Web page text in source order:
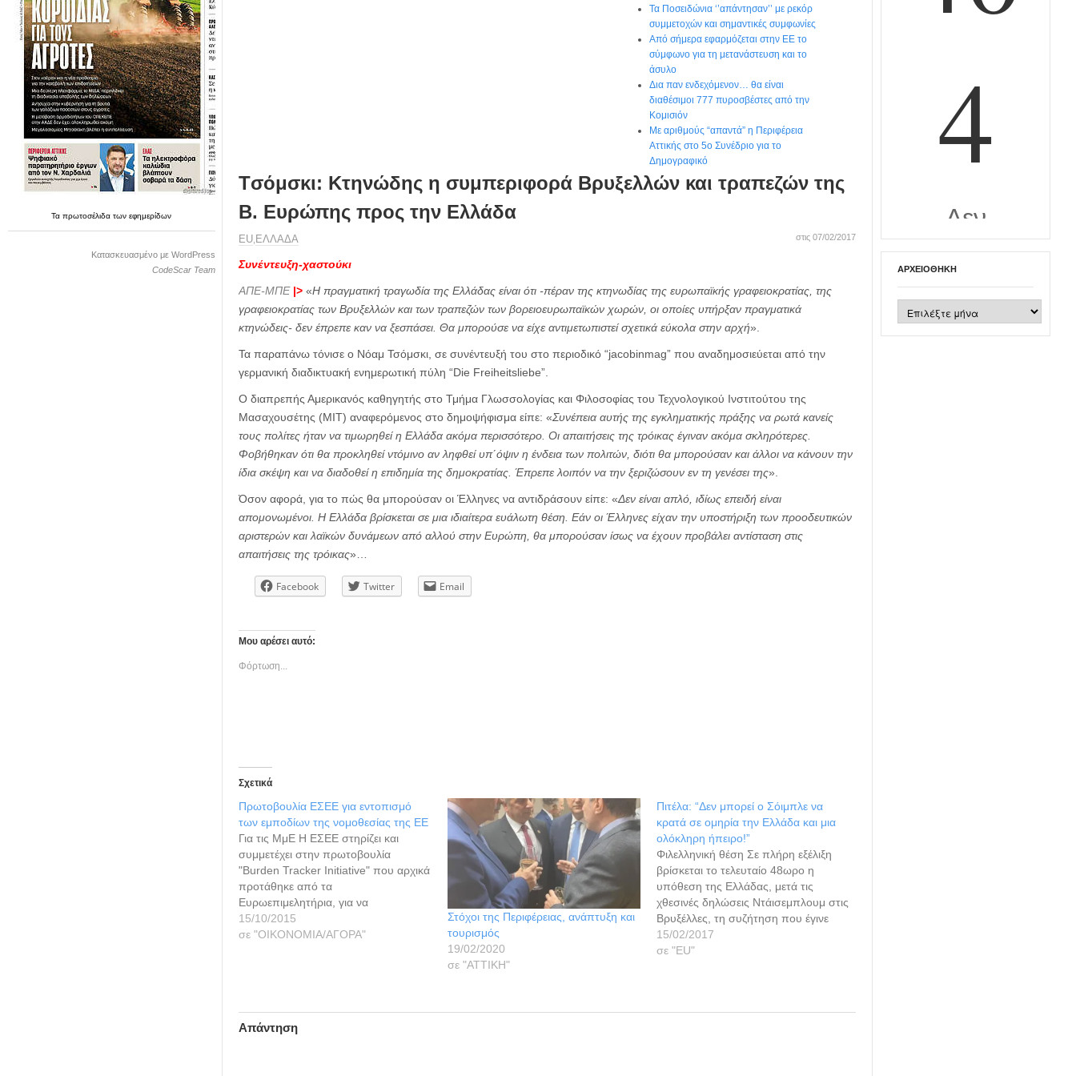
Ταπρωτοσέλιδατωνεφημερίδων
Κατασκευασμένο με WordPress
CodeScar Team
Τα Ποσειδώνια ‘’απάντησαν’’ με ρεκόρ
συμμετοχών και σημαντικές συμφωνίες
Από σήμερα εφαρμόζεται στην ΕΕ το
σύμφωνο για τη μετανάστευση και το
άσυλο
Δια παν ενδεχόμενον… θα είναι
διαθέσιμοι 777 πυροσβέστες από την
Κομισιόν
Με αριθμούς “απαντά” η Περιφέρεια
Αττικής στο 5ο Συνέδριο για το
Δημογραφικό
Tσόμσκι: Κτηνώδης η συμπεριφορά Βρυξελλών και τραπεζών της
Β. Ευρώπης προς την Ελλάδα
ΕU, ΕΛΛΑΔΑ στις 07/02/2017
Συνέντευξη-χαστούκι
ΑΠΕ-ΜΠΕ |>«H πραγματική τραγωδία της Ελλάδας είναι ότι -πέραν της κτηνωδίας της ευρωπαϊκής γραφειοκρατίας, της
γραφειοκρατίας των Βρυξελλών και των τραπεζών των βορειοευρωπαϊκών χωρών, οι οποίες υπήρξαν πραγματικά
κτηνώδεις- δεν έπρεπε καν να ξεσπάσει. Θα μπορούσε να είχε αντιμετωπιστεί σχετικά εύκολα στην αρχή».
Τα παραπάνω τόνισε ο Νόαμ Τσόμσκι, σε συνέντευξή του στο περιοδικό “jacobinmag” που αναδημοσιεύεται από την
γερμανική διαδικτυακή ενημερωτική πύλη “Die Freiheitsliebe”.
O διαπρεπής Αμερικανός καθηγητής στο Τμήμα Γλωσσολογίας και Φιλοσοφίας του Τεχνολογικού Ινστιτούτου της
Μασαχουσέτης (MIT) αναφερόμενος στο δημοψήφισμα είπε: «Συνέπεια αυτής της εγκληματικής πράξης να ρωτά κανείς
τους πολίτες ήταν να τιμωρηθεί η Ελλάδα ακόμα περισσότερο. Οι απαιτήσεις της τρόικας έγιναν ακόμα σκληρότερες.
Φοβήθηκαν ότι θα προκληθεί ντόμινο αν ληφθεί υπ΄όψιν η ένδεια των πολιτών, διότι θα μπορούσαν και άλλοι να κάνουν την
ίδια σκέψη και να διαδοθεί η επιδημία της δημοκρατίας. Έπρεπε λοιπόν να την ξεριζώσουν εν τη γενέσει της».
Όσον αφορά, για το πώς θα μπορούσαν οι Έλληνες να αντιδράσουν είπε: «Δεν είναι απλό, ιδίως επειδή είναι
απομονωμένοι. Η Ελλάδα βρίσκεται σε μια ιδιαίτερα ευάλωτη θέση. Εάν οι Έλληνες είχαν την υποστήριξη των προοδευτικών
αριστερών και λαϊκών δυνάμεων από αλλού στην Ευρώπη, θα μπορούσαν ίσως να έχουν προβάλει αντίσταση στις
απαιτήσεις της τρόικας»…
Facebook Twitter Email
Μου αρέσει αυτό:
Φόρτωση...
Σχετικά
Πρωτοβουλία ΕΣΕΕ για εντοπισμό
των εμποδίων της νομοθεσίας της ΕΕ
Για τις ΜμΕ Η ΕΣΕΕ στηρίζει και
συμμετέχει στην πρωτοβουλία
"Burden Tracker Initiative" που αρχικά
προτάθηκε από τα
Ευρωεπιμελητήρια, για να
προσδιορίσει την προβληματική
νομοθεσία της ΕΕ σε βάρος των
επιχειρήσεων. Πρόκειται για…
15/10/2015
σε "ΟΙΚΟΝΟΜΙΑ/ΑΓΟΡΑ"
Στόχοι της Περιφέρειας, ανάπτυξη και
τουρισμός
19/02/2020
σε "ΑΤΤΙΚΗ"
Πιτέλα: “Δεν μπορεί ο Σόιμπλε να
κρατά σε ομηρία την Ελλάδα και μια
ολόκληρη ήπειρο!”
Φιλελληνική θέση Σε πλήρη εξέλιξη
βρίσκεται το τελευταίο 48ωρο η
υπόθεση της Ελλάδας, μετά τις
χθεσινές δηλώσεις Ντάισεμπλουμ στις
Βρυξέλλες, τη συζήτηση που έγινε
στο Ευρωκοινοβούλιο και την
σημερινή επίσκεψη Μοσκοβισί στην
διαμορφώνεται σήμερα και το…
15/02/2017
σε "ΕU"
Απάντηση
ΑΡΧΕΙΟΘΉΚΗ